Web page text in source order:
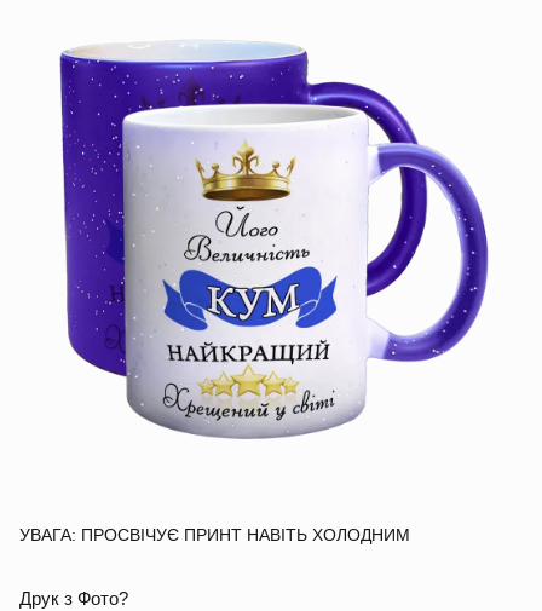
УВАГА: ПРОСВІЧУЄ ПРИНТ НАВІТЬ ХОЛОДНИМ
Друк з Фото?